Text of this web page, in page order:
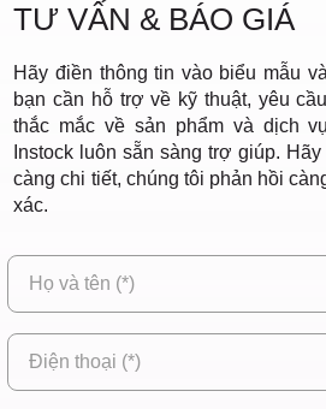
TƯ VẤN & BÁO GIÁ
Hãy điền thông tin vào biểu mẫu
bạn cần hỗ trợ về kỹ thuật, yêu
thắc mắc về sản phẩm và dịch
Instock luôn sẵn sàng trợ giúp.
càng chi tiết, chúng tôi phản hồi
xác.